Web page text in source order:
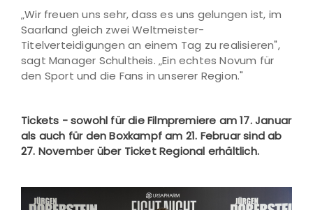
„Wir freuen uns sehr, dass es uns gelungen ist, im
Saarland gleich zwei Weltmeister-
Titelverteidigungen an einem Tag zu realisieren",
sagt Manager Schultheis. „Ein echtes Novum für
den Sport und die Fans in unserer Region."
Tickets - sowohl für die Filmpremiere am 17. Januar
als auch für den Boxkampf am 21. Februar sind ab
27. November über Ticket Regional erhältlich.